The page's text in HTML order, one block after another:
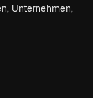
Unternehmen,